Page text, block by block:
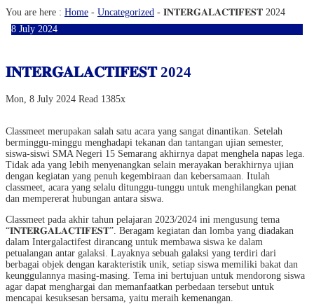
You are here : Home - Uncategorized - 𝐈𝐍𝐓𝐄𝐑𝐆𝐀𝐋𝐀𝐂𝐓𝐈𝐅𝐄𝐒𝐓 2024
8 July 2024
𝐈𝐍𝐓𝐄𝐑𝐆𝐀𝐋𝐀𝐂𝐓𝐈𝐅𝐄𝐒𝐓 2024
Mon, 8 July 2024 Read 1385x
Classmeet merupakan salah satu acara yang sangat dinantikan. Setelah
berminggu-minggu menghadapi tekanan dan tantangan ujian semester,
siswa-siswi SMA Negeri 15 Semarang akhirnya dapat menghela napas lega.
Tidak ada yang lebih menyenangkan selain merayakan berakhirnya ujian
dengan kegiatan yang penuh kegembiraan dan kebersamaan. Itulah
classmeet, acara yang selalu ditunggu-tunggu untuk menghilangkan penat
dan mempererat hubungan antara siswa.
Classmeet pada akhir tahun pelajaran 2023/2024 ini mengusung tema
“𝐈𝐍𝐓𝐄𝐑𝐆𝐀𝐋𝐀𝐂𝐓𝐈𝐅𝐄𝐒𝐓”. Beragam kegiatan dan lomba yang diadakan
dalam Intergalactifest dirancang untuk membawa siswa ke dalam
petualangan antar galaksi. Layaknya sebuah galaksi yang terdiri dari
berbagai objek dengan karakteristik unik, setiap siswa memiliki bakat dan
keunggulannya masing-masing. Tema ini bertujuan untuk mendorong siswa
agar dapat menghargai dan memanfaatkan perbedaan tersebut untuk
mencapai kesuksesan bersama, yaitu meraih kemenangan.